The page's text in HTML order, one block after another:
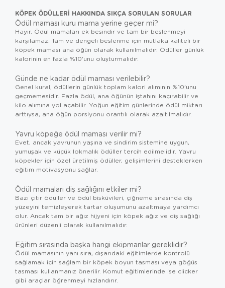
KÖPEK ÖDÜLLERI HAKKINDA SIKÇA SORULAN SORULAR
Ödül maması kuru mama yerine geçer mi?
Hayır. Ödül mamaları ek besindir ve tam bir beslenmeyi
karşılamaz. Tam ve dengeli beslenme için mutlaka kaliteli bir
köpek maması ana öğün olarak kullanılmalıdır. Ödüller günlük
kalorinin en fazla %10'unu oluşturmalıdır.
Günde ne kadar ödül maması verilebilir?
Genel kural, ödüllerin günlük toplam kalori alımının %10'unu
geçmemesidir. Fazla ödül, ana öğünün iştahını kaçırabilir ve
kilo alımına yol açabilir. Yoğun eğitim günlerinde ödül miktarı
arttıysa, ana öğün porsiyonu orantılı olarak azaltılmalıdır.
Yavru köpeğe ödül maması verilir mi?
Evet, ancak yavrunun yaşına ve sindirim sistemine uygun,
yumuşak ve küçük lokmalık ödüller tercih edilmelidir. Yavru
köpekler için özel üretilmiş ödüller, gelişimlerini desteklerken
eğitim motivasyonu sağlar.
Ödül mamaları diş sağlığını etkiler mi?
Bazı çıtır ödüller ve ödül bisküvileri, çiğneme sırasında diş
yüzeyini temizleyerek tartar oluşumunu azaltmaya yardımcı
olur. Ancak tam bir ağız hijyeni için köpek ağız ve diş sağlığı
ürünleri düzenli olarak kullanılmalıdır.
Eğitim sırasında başka hangi ekipmanlar gereklidir?
Ödül mamasının yanı sıra, dışarıdaki eğitimlerde kontrolü
sağlamak için sağlam bir köpek boyun tasması veya göğüs
tasması kullanmanız önerilir. Komut eğitimlerinde ise clicker
gibi araçlar öğrenmeyi hızlandırır.